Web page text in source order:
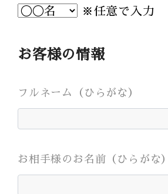
follow us
Facebook Wedding
※任意で入力
お客様の情報
フルネーム（ひらがな）
お相手様のお名前（ひらがな）